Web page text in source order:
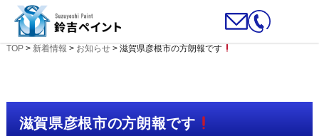
TOP> 新着情報 > お知らせ> 滋賀県彦根市の方朗報です
滋賀県彦根市の方朗報です